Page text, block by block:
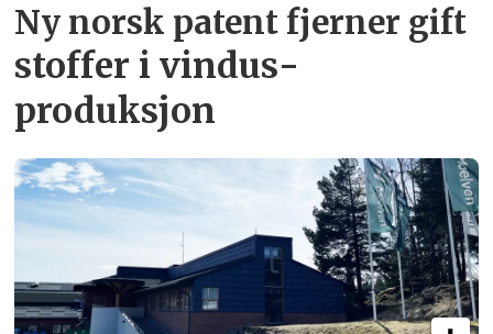
Ny norsk patent fjerner gift­
stoffer i vindus­
produksjon